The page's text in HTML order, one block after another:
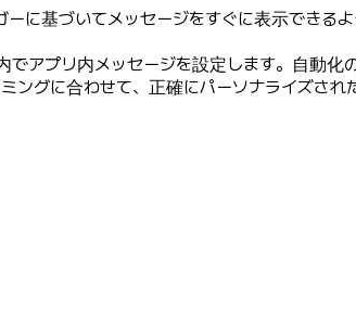
ーに基づいてメッセージをすぐに表示できる
でアプリ内メッセージを設定します。自動
グに合わせて、正確にパーソナライズされ